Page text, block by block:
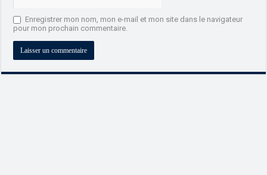
Enregistrer mon nom, mon e-mail et mon site dans le navigateur
pour mon prochain commentaire.